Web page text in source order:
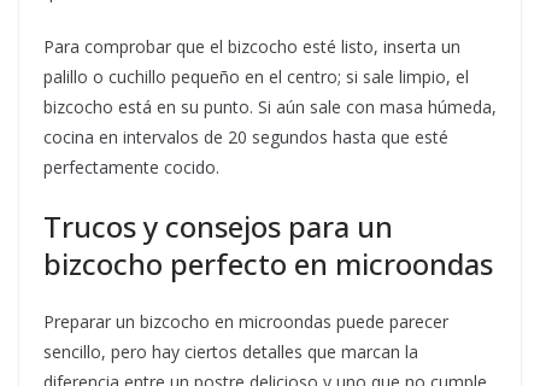
Para comprobar que el bizcocho esté listo, inserta un
palillo o cuchillo pequeño en el centro; si sale limpio, el
bizcocho está en su punto. Si aún sale con masa húmeda,
cocina en intervalos de 20 segundos hasta que esté
perfectamente cocido.
Trucos y consejos para un
bizcocho perfecto en microondas
Preparar un bizcocho en microondas puede parecer
sencillo, pero hay ciertos detalles que marcan la